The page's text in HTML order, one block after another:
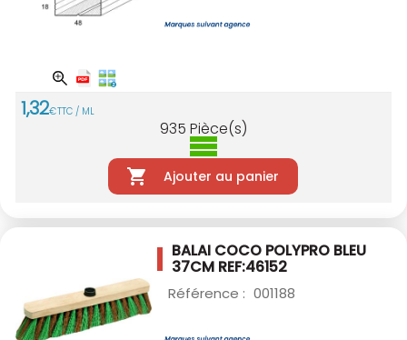
1,32€TTC / ML
935 Pièce(s)
Ajouter au panier
BALAI COCO POLYPRO BLEU
37CM REF:46152
Référence : 001188